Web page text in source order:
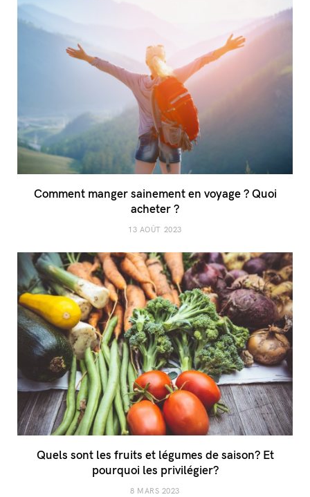
Comment manger sainement en voyage ? Quoi
acheter ?
13 AOÛT 2023
Quels sont les fruits et légumes de saison? Et
pourquoi les privilégier?
8 MARS 2023